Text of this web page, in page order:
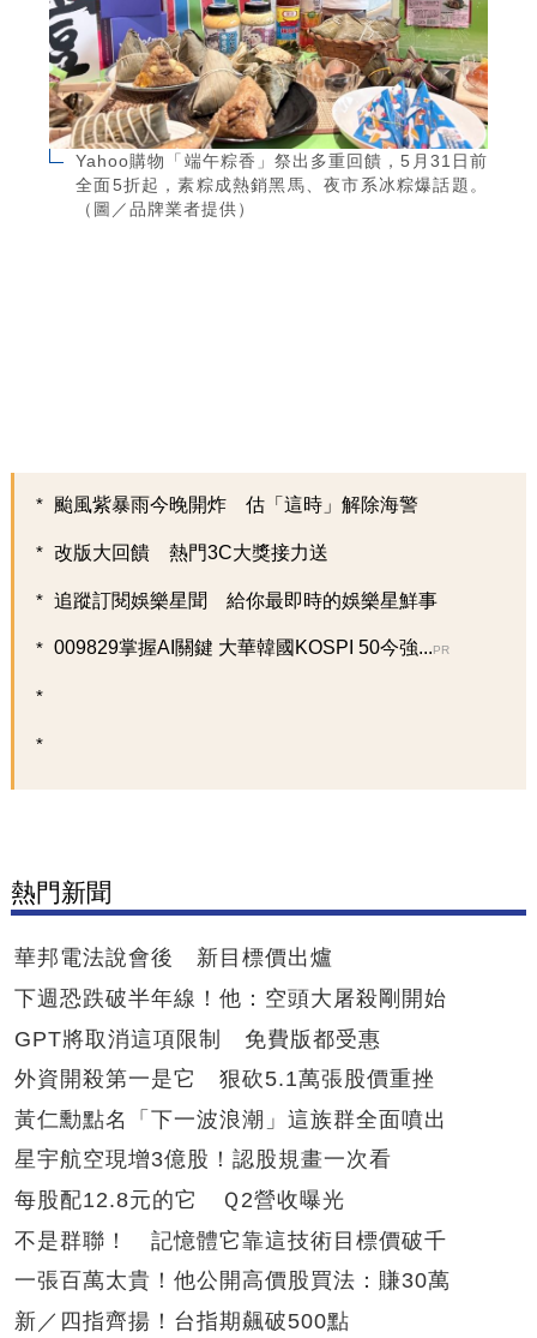
Yahoo購物「端午粽香」祭出多重回饋，5月31日前
全面5折起，素粽成熱銷黑馬、夜市系冰粽爆話題。
（圖／品牌業者提供）
颱風紫暴雨今晚開炸 估「這時」解除海警
改版大回饋 熱門3C大獎接力送
追蹤訂閱娛樂星聞 給你最即時的娛樂星鮮事
009829掌握AI關鍵 大華韓國KOSPI 50今強...PR
熱門新聞
華邦電法說會後 新目標價出爐
下週恐跌破半年線！他：空頭大屠殺剛開始
GPT將取消這項限制 免費版都受惠
外資開殺第一是它 狠砍5.1萬張股價重挫
黃仁勳點名「下一波浪潮」這族群全面噴出
星宇航空現增3億股！認股規畫一次看
每股配12.8元的它 Ｑ2營收曝光
不是群聯！ 記憶體它靠這技術目標價破千
一張百萬太貴！他公開高價股買法：賺30萬
新／四指齊揚！台指期飆破500點